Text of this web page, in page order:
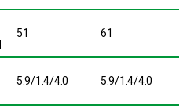
51 61
5.9/1.4/4.0 5.9/1.4/4.0